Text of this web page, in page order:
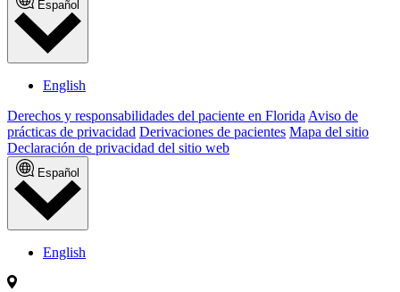
Español
English
Derechos y responsabilidades del paciente en Florida Aviso de
prácticas de privacidad Derivaciones de pacientes Mapa del sitio
Declaración de privacidad del sitio web
Español
English